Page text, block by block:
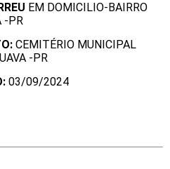
EM DOMICILIO-BAIRRO
-PR
CEMITÉRIO MUNICIPAL
-PR
03/09/2024